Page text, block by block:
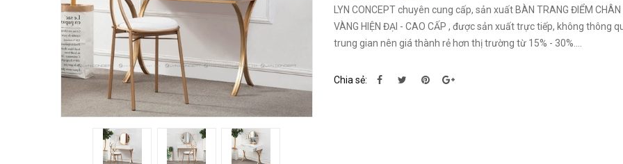
LYN CONCEPT chuyên cung cấp, sản xuất BÀN TRANG ĐIỂM CHÂN
VÀNG HIỆN ĐẠI - CAO CẤP , được sản xuất trực tiếp, không thông
trung gian nên giá thành rẻ hơn thị trường từ 15% - 30%....
Chia sẻ: